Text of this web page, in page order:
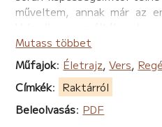
műveltem, annak már az
verseimet, olvasták a
könyveimet, tapsoltak
figuráimat életre keltette
Volt idő, hogy hetente
közölt novellák élén,
tárcarovatában
Mutass többet
Műfajok: Életrajz,Vers,
Címkék: Raktárról
Beleolvasás: PDF